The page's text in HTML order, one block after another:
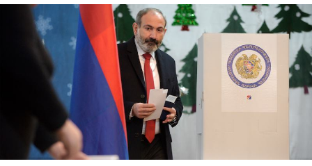
Economia
Sport
Altrecose
Mondiali calcio 2026
PODCAST
NEWSLETTER